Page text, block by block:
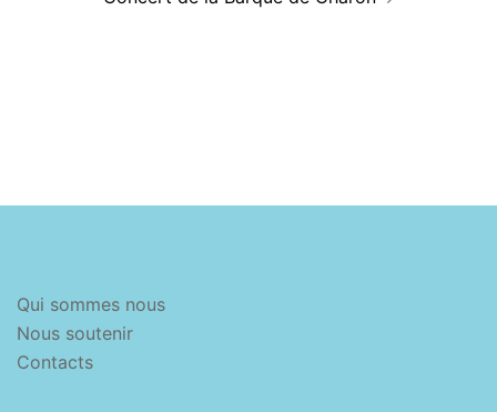
Qui sommes nous
Nous soutenir
Contacts